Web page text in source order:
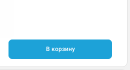
В корзину